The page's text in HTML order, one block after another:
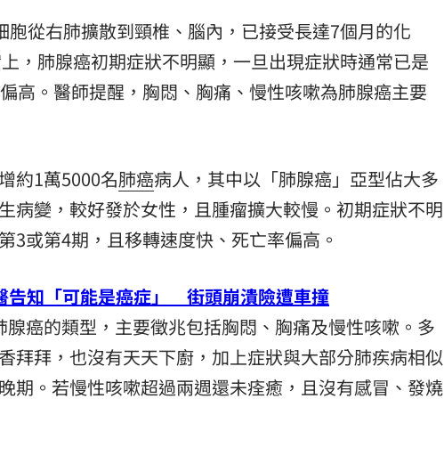
10:30
10:00
從右肺擴散到頸椎、腦內，已接受長達7個月的化
，肺腺癌初期症狀不明顯，一旦出現症狀時通常已是
高。醫師提醒，胸悶、胸痛、慢性咳嗽為肺腺癌主要
約1萬5000名肺癌病人，其中以「肺腺癌」亞型佔大多
病變，較好發於女性，且腫瘤擴大較慢。初期症狀不明
3或第4期，且移轉速度快、死亡率偏高。
告知「可能是癌症」 街頭崩潰險遭車撞
癌的類型，主要徵兆包括胸悶、胸痛及慢性咳嗽。多
拜拜，也沒有天天下廚，加上症狀與大部分肺疾病相似
期。若慢性咳嗽超過兩週還未痊癒，且沒有感冒、發燒